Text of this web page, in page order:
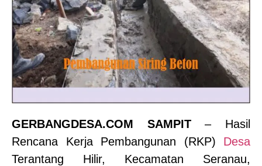
GERBANGDESA.COM SAMPIT– Hasil
Rencana Kerja Pembangunan (RKP) Desa
Terantang Hilir, Kecamatan Seranau,